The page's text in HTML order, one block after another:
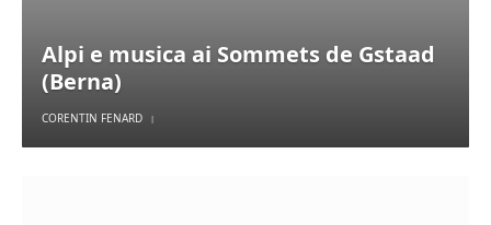
Alpi e musica ai Sommets de Gstaad
(Berna)
CORENTIN FENARD